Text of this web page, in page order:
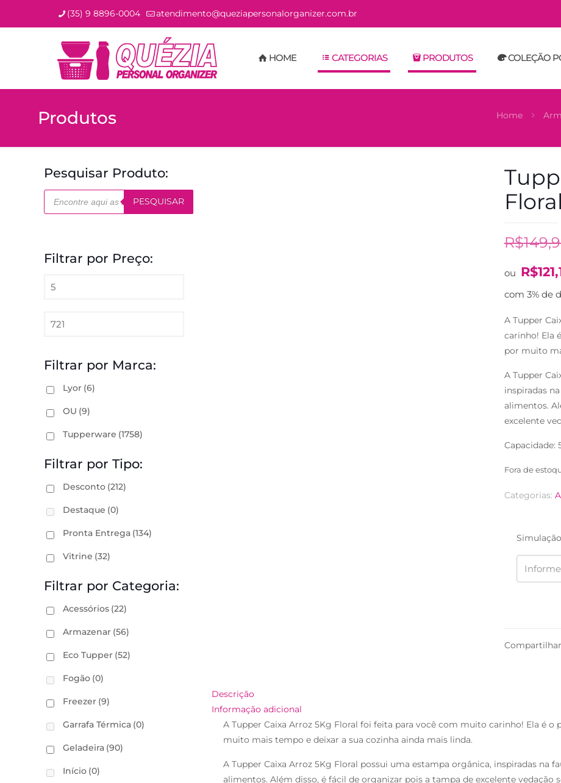
(35) 9 8896-0004 atendimento@queziapersonalorganizer.com.br
HOME CATEGORIAS PRODUTOS COLEÇÃO
Produtos Home
Floral
R$
ou R$
com 3% de
A Tupper
carinho! Ela
por muito
A Tupper
inspiradas
alimentos.
excelente
Capacidade:
Fora de
Categorias:
Compartilhar
Descrição
Informação adicional
A Tupper Caixa Arroz 5Kg Floral foi feita para você com muito carinho! Ela é
muito mais tempo e deixar a sua cozinha ainda mais linda.
A Tupper Caixa Arroz 5Kg Floral possui uma estampa orgânica, inspiradas na
alimentos. Além disso, é fácil de organizar pois a tampa de excelente vedação
Pesquisar Produto:
Pesquisar
produtos PESQUISAR
Filtrar por Preço:
Filtrar por Marca:
Lyor (6)
OU (9)
Tupperware (1758)
Filtrar por Tipo:
Desconto (212)
Destaque (0)
Pronta Entrega (134)
Vitrine (32)
Filtrar por Categoria:
Acessórios (22)
Armazenar (56)
Eco Tupper (52)
Fogão (0)
Freezer (9)
Garrafa Térmica (0)
Geladeira (90)
Início (0)